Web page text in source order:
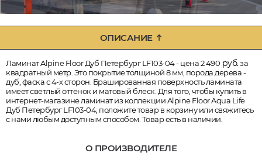
ОПИСАНИЕ
Ламинат Alpine Floor Дуб Петербург LF103-04 - цена 2 490 руб.за
квадратный метр. Это покрытие толщиной 8 мм, порода дерева -
дуб, фаска с 4-х сторон. Брашированная поверхность ламината
имеет светлый оттенок и матовый блеск. Для того, чтобы купить в
интернет-магазине ламинат из коллекции Alpine Floor Aqua Life
Дуб Петербург LF103-04, положите товар в корзину или свяжитесь
с нами любым доступным способом. Товар есть в наличии.
О ПРОИЗВОДИТЕЛЕ